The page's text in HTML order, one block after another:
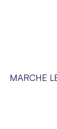
MARCHE